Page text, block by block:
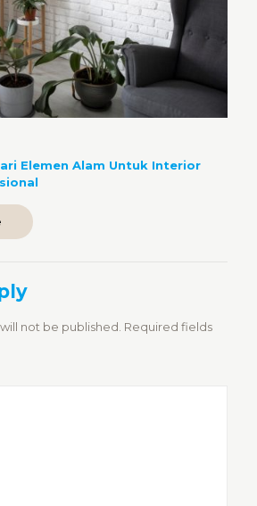
Elemen Alam Untuk Interior
not be published. Required fields